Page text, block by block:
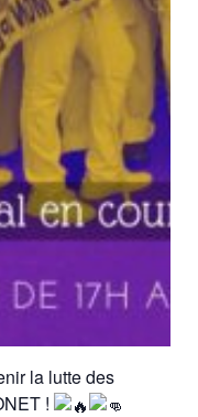
la lutte des
!